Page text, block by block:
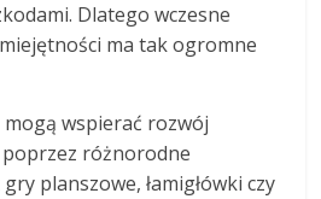
Dlatego wczesne
ma tak ogromne
mogą wspierać rozwój
różnorodne
planszowe, łamigłówki czy